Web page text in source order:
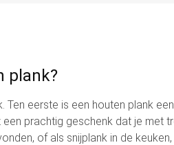
plank?
eerste is een houten plank
prachtig geschenk dat je met
of als snijplank in de